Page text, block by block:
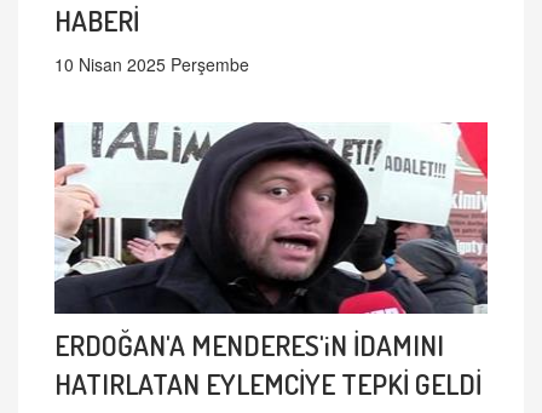
HABERİ
10 Nisan 2025 Perşembe
ERDOĞAN'A MENDERES'iN İDAMINI
HATIRLATAN EYLEMCİYE TEPKİ GELDİ